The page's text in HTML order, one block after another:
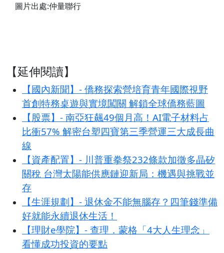
圖片出處:仲量聯行
【延伸閱讀】
【國內新聞】- 僑務探索營培育青年國際視野
首創特務桌遊與實境闖關 解鎖全球僑務藍圖
【股票】- 南亞狂飆49個月高！AI電子材料占
比衝57% 解密台塑四寶第三季營運三大成長曲
線
【資產配置】- 川普重拳祭232條款加徵多晶矽
關稅 台灣太陽能供應鏈迎新局：機遇與挑戰並
存
【生涯規劃】- 退休金不能無腦存？四筆錢準備
好就能永續退休生活！
【理財e學院】- 查理．蒙格「4大人生理念」
看懂成功投資的要點